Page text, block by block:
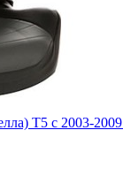
Т5 с 2003-